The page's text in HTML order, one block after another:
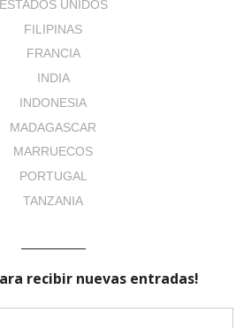
ESTADOS UNIDOS
FILIPINAS
FRANCIA
INDIA
INDONESIA
MADAGASCAR
MARRUECOS
PORTUGAL
TANZANIA